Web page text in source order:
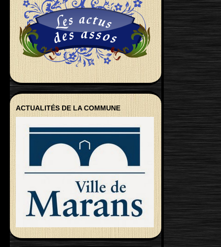
ACTUALITÉS DE LA COMMUNE